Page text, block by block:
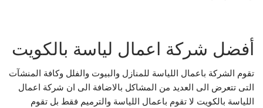
أفضل شركة اعمال لياسة بالكويت
تقوم الشركة باعمال اللياسة للمنازل والبيوت والفلل وكافة المنشآت
التى تتعرض الى العديد من المشاكل بالاضافة الى ان شركة اعمال
اللياسة بالكويت لا تقوم باعمال اللياسة والترميم فقط بل تقوم